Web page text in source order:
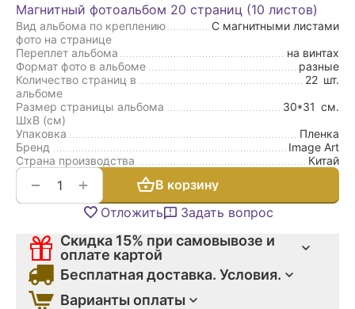
Магнитный фотоальбом 20 страниц (10 листов)
Вид альбома по креплению
фото на странице
С магнитными листами
Переплет альбома
на винтах
Формат фото в альбоме
разные
Количество страниц в
альбоме
22 шт.
Размер страницы альбома
ШxВ (см)
30*31 см.
Упаковка
Пленка
Бренд
Image Art
Страна производства
Китай
+
−
В корзину
Отложить
Задать вопрос
Скидка 15% при самовывозе и
оплате картой
Бесплатная доставка. Условия.
Варианты оплаты